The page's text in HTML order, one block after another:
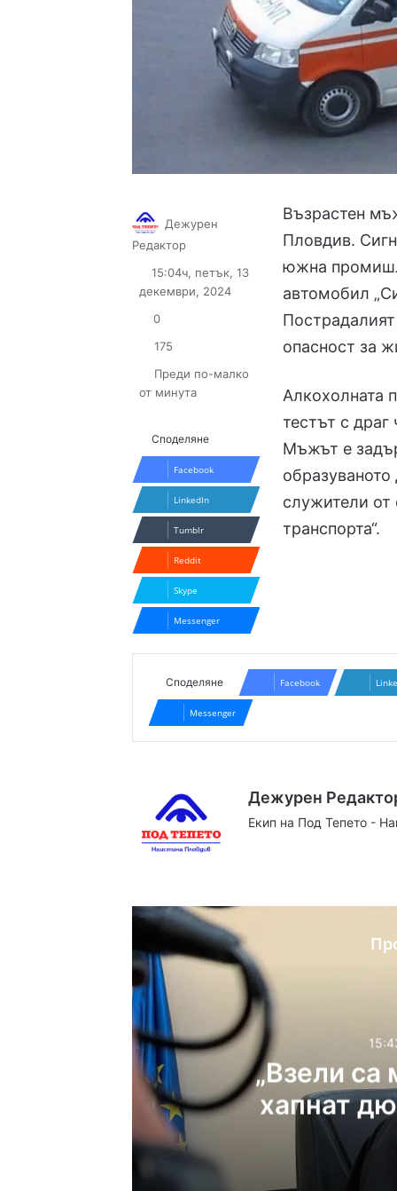
Възрастен
Пловдив.
южна
автомобил
опасност за
Алкохолната
тестът с
Мъжът е
служители от
транспорта“.
Дежурен
Редактор
X
email
15:04ч, петък, 13
декември, 2024
0
175
Преди по-малко
от минута
Споделяне
Facebook
LinkedIn
Tumblr
Reddit
Skype
Messenger
Споделяне Facebook
Messenger
Дежурен
Екип на Под Тепето -
„Взели са
хапнат